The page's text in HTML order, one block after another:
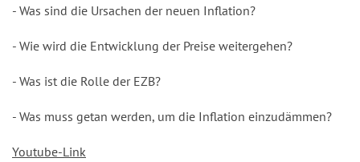
- Was sind die Ursachen der neuen Inflation?
- Wie wird die Entwicklung der Preise weitergehen?
- Was ist die Rolle der EZB?
- Was muss getan werden, um die Inflation einzudämmen?
Youtube-Link